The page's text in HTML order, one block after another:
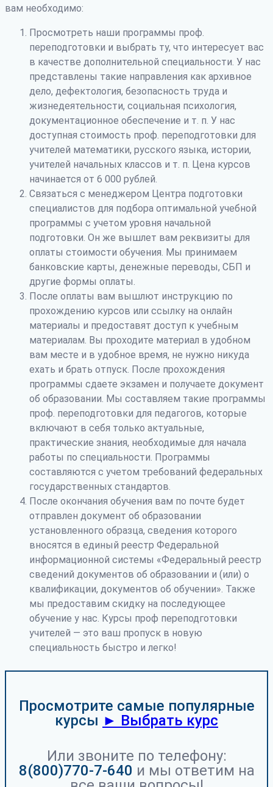
вам необходимо:
Просмотреть наши программы проф.
переподготовки и выбрать ту, что интересует вас
в качестве дополнительной специальности. У нас
представлены такие направления как архивное
дело, дефектология, безопасность труда и
жизнедеятельности, социальная психология,
документационное обеспечение и т. п. У нас
доступная стоимость проф. переподготовки для
учителей математики, русского языка, истории,
учителей начальных классов и т. п. Цена курсов
начинается от 6 000 рублей.
Связаться с менеджером Центра подготовки
специалистов для подбора оптимальной учебной
программы с учетом уровня начальной
подготовки. Он же вышлет вам реквизиты для
оплаты стоимости обучения. Мы принимаем
банковские карты, денежные переводы, СБП и
другие формы оплаты.
После оплаты вам вышлют инструкцию по
прохождению курсов или ссылку на онлайн
материалы и предоставят доступ к учебным
материалам. Вы проходите материал в удобном
вам месте и в удобное время, не нужно никуда
ехать и брать отпуск. После прохождения
программы сдаете экзамен и получаете документ
об образовании. Мы составляем такие программы
проф. переподготовки для педагогов, которые
включают в себя только актуальные,
практические знания, необходимые для начала
работы по специальности. Программы
составляются с учетом требований федеральных
государственных стандартов.
После окончания обучения вам по почте будет
отправлен документ об образовании
установленного образца, сведения которого
вносятся в единый реестр Федеральной
информационной системы «Федеральный реестр
сведений документов об образовании и (или) о
квалификации, документов об обучении». Также
мы предоставим скидку на последующее
обучение у нас. Курсы проф переподготовки
учителей — это ваш пропуск в новую
специальность быстро и легко!
Просмотрите самые популярные
курсы ► Выбрать курс
Или звоните по телефону:
8(800)770-7-640 и мы ответим на